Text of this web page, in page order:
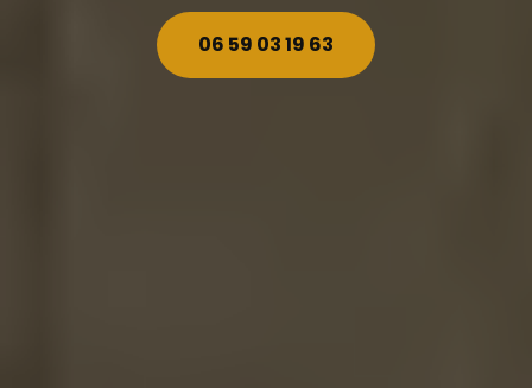
06 59 03 19 63